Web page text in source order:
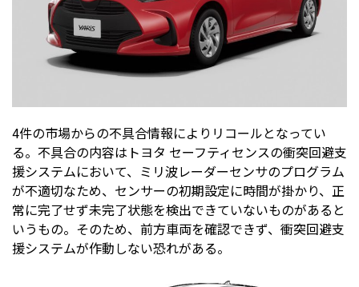
4件の市場からの不具合情報によりリコールとなってい
る。不具合の内容はトヨタ セーフティセンスの衝突回避支
援システムにおいて、ミリ波レーダーセンサのプログラム
が不適切なため、センサーの初期設定に時間が掛かり、正
常に完了せず未完了状態を検出できていないものがあると
いうもの。そのため、前方車両を確認できず、衝突回避支
援システムが作動しない恐れがある。